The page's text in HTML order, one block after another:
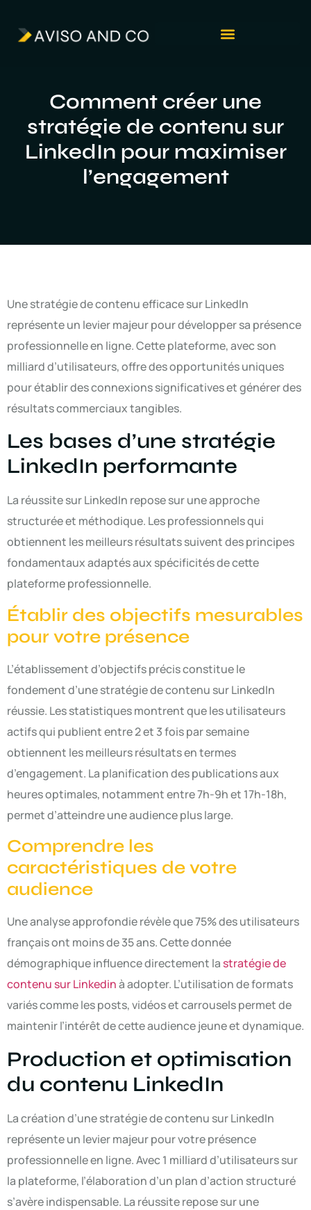
Comment créer une
stratégie de contenu sur
LinkedIn pour maximiser
l’engagement
Une stratégie de contenu efficace sur LinkedIn
représente un levier majeur pour développer sa présence
professionnelle en ligne. Cette plateforme, avec son
milliard d’utilisateurs, offre des opportunités uniques
pour établir des connexions significatives et générer des
résultats commerciaux tangibles.
Les bases d’une stratégie
LinkedIn performante
La réussite sur LinkedIn repose sur une approche
structurée et méthodique. Les professionnels qui
obtiennent les meilleurs résultats suivent des principes
fondamentaux adaptés aux spécificités de cette
plateforme professionnelle.
Établir des objectifs mesurables
pour votre présence
L’établissement d’objectifs précis constitue le
fondement d’une stratégie de contenu sur LinkedIn
réussie. Les statistiques montrent que les utilisateurs
actifs qui publient entre 2 et 3 fois par semaine
obtiennent les meilleurs résultats en termes
d’engagement. La planification des publications aux
heures optimales, notamment entre 7h-9h et 17h-18h,
permet d’atteindre une audience plus large.
Comprendre les
caractéristiques de votre
audience
Une analyse approfondie révèle que 75% des utilisateurs
français ont moins de 35 ans. Cette donnée
démographique influence directement la stratégie de
contenu sur Linkedinà adopter. L’utilisation de formats
variés comme les posts, vidéos et carrousels permet de
maintenir l’intérêt de cette audience jeune et dynamique.
Production et optimisation
du contenu LinkedIn
La création d’une stratégie de contenu sur LinkedIn
représente un levier majeur pour votre présence
professionnelle en ligne. Avec 1 milliard d’utilisateurs sur
la plateforme, l’élaboration d’un plan d’action structuré
s’avère indispensable. La réussite repose sur une